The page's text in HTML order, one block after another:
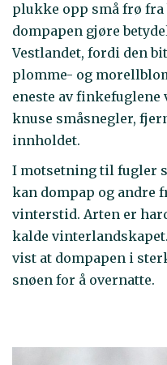
plukke opp små frø fra
dompapen gjøre
Vestlandet, fordi den
plomme- og
eneste av finkefuglene
knuse småsnegler,
innholdet.
I motsetning til fugler
kan dompap og andre
vinterstid. Arten er
kalde
vist at dompapen i
snøen for å overnatte.